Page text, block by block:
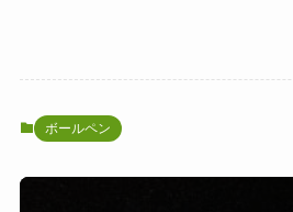
ボールペン